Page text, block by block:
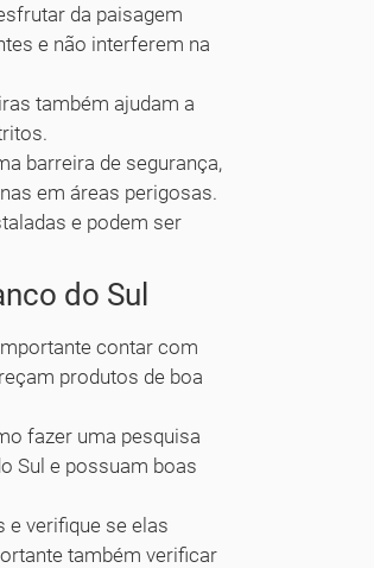
da paisagem
e não interferem na
também ajudam a
barreira de segurança,
em áreas perigosas.
e podem ser
do Sul
contar com
produtos de boa
fazer uma pesquisa
Sul e possuam boas
verifique se elas
também verificar